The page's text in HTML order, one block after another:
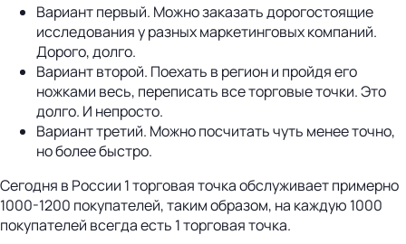
Вариант первый. Можно заказать дорогостоящие
исследования у разных маркетинговых компаний.
Дорого, долго.
Вариант второй. Поехать в регион и пройдя его
ножками весь, переписать все торговые точки. Это
долго. И непросто.
Вариант третий. Можно посчитать чуть менее точно,
но более быстро.
Сегодня в России 1 торговая точка обслуживает примерно
1000-1200 покупателей, таким образом, на каждую 1000
покупателей всегда есть 1 торговая точка.